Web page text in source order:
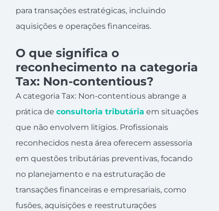
para transações estratégicas, incluindo
aquisições e operações financeiras.
O que significa o
reconhecimento na categoria
Tax: Non-contentious?
A categoria Tax: Non-contentious abrange a
prática de consultoria tributária em situações
que não envolvem litígios. Profissionais
reconhecidos nesta área oferecem assessoria
em questões tributárias preventivas, focando
no planejamento e na estruturação de
transações financeiras e empresariais, como
fusões, aquisições e reestruturações